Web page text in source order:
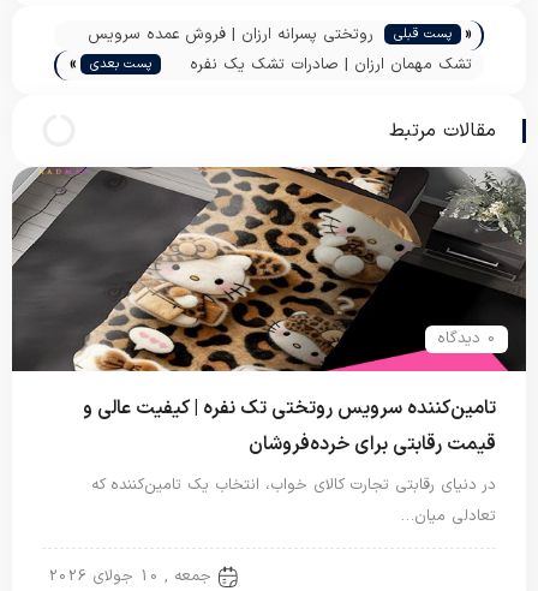
« پست قبلی
روتختی پسرانه ارزان | فروش عمده سرویس
خواب کتان
تشک مهمان ارزان | صادرات تشک یک نفره
پست بعدی »
مقالات مرتبط
0 دیدگاه
تامین‌کننده سرویس روتختی تک نفره | کیفیت عالی و
قیمت رقابتی برای خرده‌فروشان
در دنیای رقابتی تجارت کالای خواب، انتخاب یک تامین‌کننده که
تعادلی میان…
جمعه , 10 جولای 2026